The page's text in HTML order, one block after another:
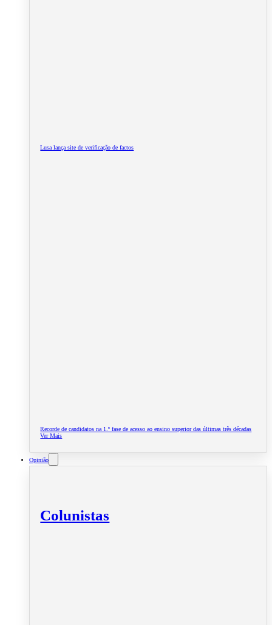
Lusa lança site de verificação de factos
Recorde de candidatos na 1.ª fase de acesso ao ensino superior das últimas três décadas
Ver Mais
Opinião
Colunistas